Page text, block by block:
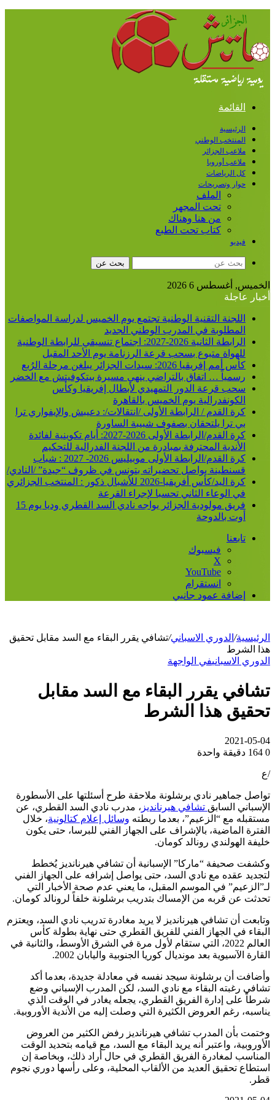
القائمة
الرئيسية
المنتخب الوطني
ملاعب الجزائر
ملاعب أوروبا
كل الرياضات
حوار وتصريحات
الملف
تحت المجهر
من هنا وهناك
كتاب تحت الطبع
فيديو
بحث عن
الخميس, أغسطس 6 2026
أخبار عاجلة
اللجنة التقنية الوطنية تجتمع يوم الخميس لدراسة المواصفات
المطلوبة في المدرب الوطني الجديد
الرابطة الثانية 2026-2027: اجتماع تنسيقي للرابطة الوطنية
للهواة متبوع بسحب قرعة الرزنامة يوم الأحد المقبل
كأس أمم إفريقيا 2026: سيدات الجزائر يبلغن مرحلة الرُبع
رسمياً … اتفاق بالتراضي ينهي مسيرة بيتكوفيتش مع الخضر
سحب قرعة الدور التمهيدي لأبطال إفريقيا وكأس
الكونفدرالية يوم الخميس بالقاهرة
كرة القدم / الرابطة الأولى /انتقالات/: دعيبش والإيفواري ترا
بي ترا يلتحقان بصفوف شبيبة الساورة
كرة القدم/الرابطة الأولى 2026-2027: أيام تكوينية لفائدة
الأندية المحترفة بمبادرة من اللجنة الفدرالية للتحكيم
كرة القدم/الرابطة الأولى موبيليس 2026- 2027 : شباب
قسنطينة يواصل تحضيراته بتونس في ظروف “جيدة” /النادي/
كرة اليد/كأس أفريقيا-2026 للأشبال ذكور : المنتخب الجزائري
في الوعاء الثاني تحسبا لإجراء القرعة
فريق مولودية الجزائر يواجه نادي السد القطري وديا يوم 15
أوت بالدوحة
تابعنا
فيسبوك
‫X
‫YouTube
انستقرام
إضافة عمود جانبي
الرئيسية/ الدوري الاسباني/تشافي يقرر البقاء مع السد مقابل تحقيق
هذا الشرط
الدوري الاسبانيفي الواجهة
تشافي يقرر البقاء مع السد مقابل
تحقيق هذا الشرط
2021-05-04
0
دقيقة واحدة
/ع
تواصل جماهير نادي برشلونة ملاحقة طرح أسئلتها على الأسطورة
الإسباني السابق تشافي هيرنانديز ، مدرب نادي السد القطري، عن
مستقبله مع “الزعيم”، بعدما ربطته وسائل إعلام كتالونية، خلال
الفترة الماضية، بالإشراف على الجهاز الفني للبرسا، حتى يكون
خليفة الهولندي رونالد كومان.
وكشفت صحيفة “ماركا” الإسبانية أن تشافي هيرنانديز يُخطط
لتجديد عقده مع نادي السد، حتى يواصل إشرافه على الجهاز الفني
لـ”الزعيم” في الموسم المقبل، ما يعني عدم صحة الأخبار التي
تحدثت عن قربه من الإمساك بتدريب برشلونة خلفاً لرونالد كومان.
وتابعت أن تشافي هيرنانديز لا يريد مغادرة تدريب نادي السد، ويعتزم
البقاء في الجهاز الفني للفريق القطري حتى نهاية بطولة كأس
العالم 2022، التي ستقام لأول مرة في الشرق الأوسط، والثانية في
القارة الآسيوية بعد مونديال كوريا الجنوبية واليابان 2002.
وأضافت أن برشلونة سيجد نفسه في معادلة جديدة، بعدما أكد
تشافي رغبته البقاء مع نادي السد، لكن المدرب الإسباني وضع
شرطاً على إدارة الفريق القطري، يجعله يغادر في الوقت الذي
يناسبه، رغم العروض الكثيرة التي وصلت إليه من الأندية الأوروبية.
وختمت بأن المدرب تشافي هيرنانديز رفض الكثير من العروض
الأوروبية، واعتبر أنه يريد البقاء مع السد، مع قيامه بتحديد الوقت
المناسب لمغادرة الفريق القطري في حال أراد ذلك، وبخاصة إن
استطاع تحقيق العديد من الألقاب المحلية، وعلى رأسها دوري نجوم
قطر.